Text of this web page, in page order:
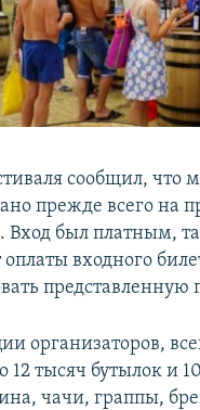
сообщил, что
прежде всего на
был платным,
оплаты входного
представленную
организаторов,
12 тысяч бутылок и
чачи, граппы,